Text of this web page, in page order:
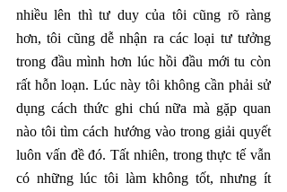
nhiều lên thì tư duy của tôi cũng rõ ràng
hơn, tôi cũng dễ nhận ra các loại tư tưởng
trong đầu mình hơn lúc hồi đầu mới tu còn
rất hỗn loạn. Lúc này tôi không cần phải sử
dụng cách thức ghi chú nữa mà gặp quan
nào tôi tìm cách hướng vào trong giải quyết
luôn vấn đề đó. Tất nhiên, trong thực tế vẫn
có những lúc tôi làm không tốt, nhưng ít